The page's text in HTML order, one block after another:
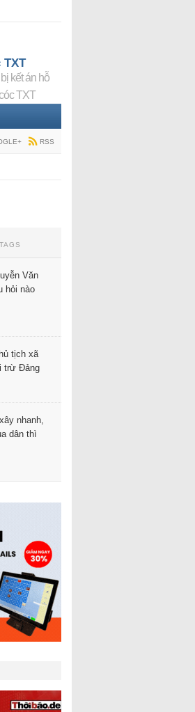
kết án hỗ
TXT
RSS
TAGS
Văn
hỏi nào
tịch xã
trừ Đảng
nhanh,
dân thì